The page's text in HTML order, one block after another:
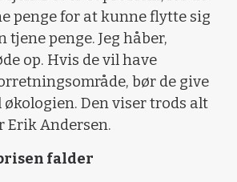
penge for at kunne flytte sig
tjene penge. Jeg håber,
op. Hvis de vil have
bør de give
Den viser trods alt
Erik Andersen.
falder